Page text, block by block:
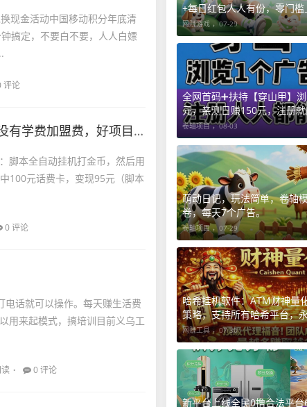
现金活动中国移动积分年底清
搞定，不要白不要，人人白嫖
评论
加盟费，好项目不割韭菜
脚本全自动挂机打金币，然后用
100元话费卡，变现95元（脚本
0 评论
电话就可以操作。每天赚生活费
用来起模式，搞培训目前义乌工
0 评论
+每日红包人人有份，零门槛
网赚游戏 ，07-29
全网首码➕扶持【穿山甲】
元，亲测日赚150元，注册
卷轴项目 ，08-03
萌动日记，玩法简单，卷轴
卷，每天7个广告。
卷轴项目 ，07-29
哈希挂机软件：ATM财神量
策略，支持所有哈希平台，
网赚工具 ，07-30
新平台上线全民0撸合法平